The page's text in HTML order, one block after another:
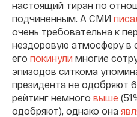
настоящий тиран по
подчиненным. А СМИ
очень требовательна к
нездоровую атмосферу в
его покинули многие
эпизодов ситкома
президента не одобряют
рейтинг немного выше
одобряют), однако она